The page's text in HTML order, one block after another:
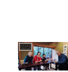
日誌